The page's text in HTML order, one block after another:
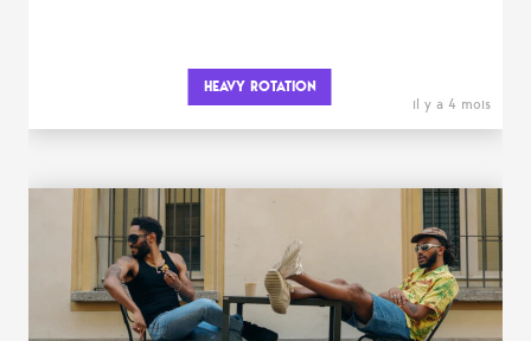
HEAVY ROTATION
il y a 4 mois